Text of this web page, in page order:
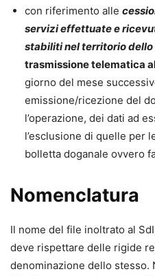
con riferimento alle
servizi effettuate e
stabiliti nel territorio dello
trasmissione telematica
giorno del mese
emissione/ricezione del
l’operazione, dei dati ad
l’esclusione di quelle per
bolletta doganale ovvero
Nomenclatura
Il nome del file inoltrato al
deve rispettare delle rigide
denominazione dello stesso.